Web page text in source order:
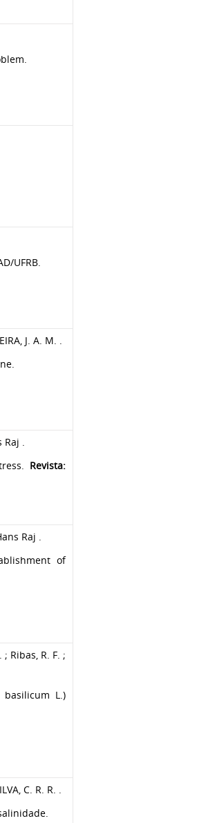
UFRB.
J. A. M. .
.
Revista:
Raj .
of
; Ribas, R. F. ;
L.)
C. R. R. .